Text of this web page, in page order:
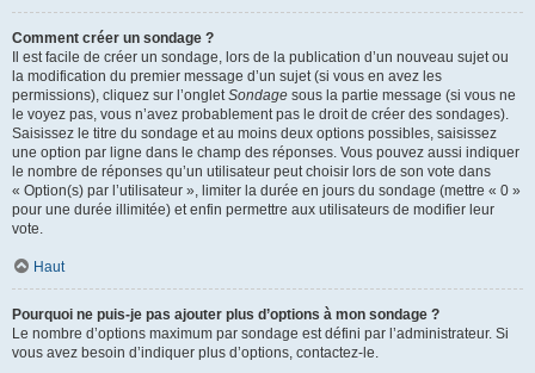
Comment créer un sondage ?
Il est facile de créer un sondage, lors de la publication d’un nouveau sujet ou
la modification du premier message d’un sujet (si vous en avez les
permissions), cliquez sur l’ongletSondage sous la partie message (si vous ne
le voyez pas, vous n’avez probablement pas le droit de créer des sondages).
Saisissez le titre du sondage et au moins deux options possibles, saisissez
une option par ligne dans le champ des réponses. Vous pouvez aussi indiquer
le nombre de réponses qu’un utilisateur peut choisir lors de son vote dans
« Option(s) par l’utilisateur », limiter la durée en jours du sondage (mettre « 0 »
pour une durée illimitée) et enfin permettre aux utilisateurs de modifier leur
vote.
Haut
Pourquoi ne puis-je pas ajouter plus d’options à mon sondage ?
Le nombre d’options maximum par sondage est défini par l’administrateur. Si
vous avez besoin d’indiquer plus d’options, contactez-le.